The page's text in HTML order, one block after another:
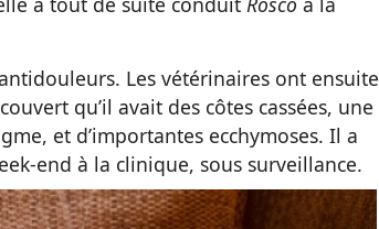
Les vétérinaires ont ensuite
qu’il avait des côtes cassées, une
et d’importantes ecchymoses. Il a
end à la clinique, sous surveillance.